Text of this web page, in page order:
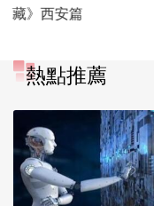
藏》西安篇
熱點推薦